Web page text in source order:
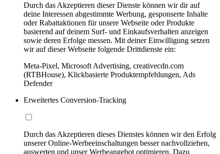
Durch das Akzeptieren dieser Dienste können wir dir auf
deine Interessen abgestimmte Werbung, gesponserte Inhalte
oder Rabattaktionen für unsere Webseite oder Produkte
basierend auf deinem Surf- und Einkaufsverhalten anzeigen
sowie deren Erfolge messen. Mit deiner Einwilligung setzen
wir auf dieser Webseite folgende Drittdienste ein:
Meta-Pixel, Microsoft Advertising, creativecdn.com
(RTBHouse), Klickbasierte Produktempfehlungen, Ads
Defender
Erweitertes Conversion-Tracking
Durch das Akzeptieren dieses Dienstes können wir den Erfolg
unserer Online-Werbeeinschaltungen besser nachvollziehen,
auswerten und unser Werbeangebot optimieren. Dazu